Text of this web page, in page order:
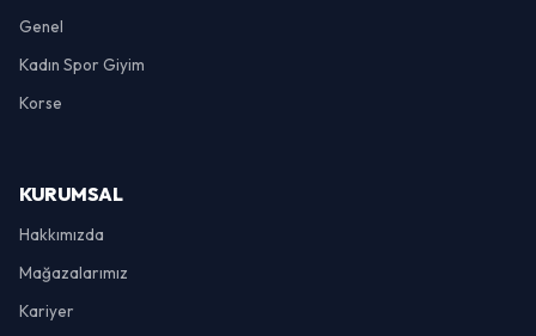
Genel
Kadın Spor Giyim
Korse
KURUMSAL
Hakkımızda
Mağazalarımız
Kariyer